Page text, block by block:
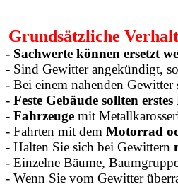
Grundsätzliche
- Sachwerte können ersetzt
- Sind Gewitter angekündigt,
- Bei einem nahenden Gewitter
- Feste Gebäude sollten
- Fahrzeuge mit
- Fahrten mit dem Motorrad
- Halten Sie sich bei Gewittern
- Einzelne Bäume,
- Wenn Sie vom Gewitter